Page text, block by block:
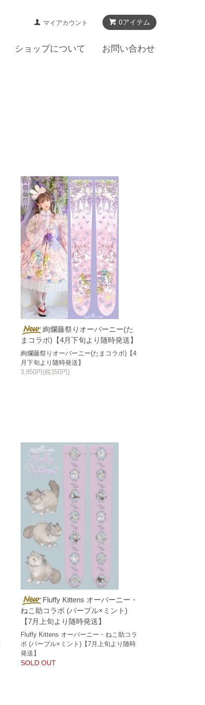
0アイテム
マイアカウント
ショップについて お問い合わせ
絢爛藤祭りオーバーニー(た
まコラボ)【4月下旬より随時発送】
絢爛藤祭りオーバーニー(たまコラボ)【4
月下旬より随時発送】
3,850円(税350円)
Fluffy Kittens オーバーニー・
ねこ助コラボ (パープル×ミント)
【7月上旬より随時発送】
Fluffy Kittens オーバーニー・ねこ助コラ
ボ (パープル×ミント)【7月上旬より随時
発送】
SOLD OUT